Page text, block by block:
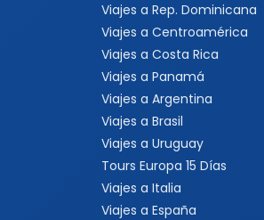
Viajes a Rep. Dominicana
Viajes a Centroamérica
Viajes a Costa Rica
Viajes a Panamá
Viajes a Argentina
Viajes a Brasil
Viajes a Uruguay
Tours Europa 15 Días
Viajes a Italia
Viajes a España